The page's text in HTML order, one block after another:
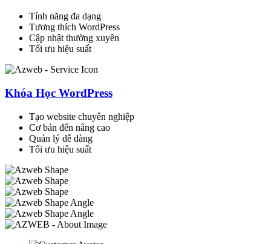
Tính năng đa dạng
Tương thích WordPress
Cập nhật thường xuyên
Tối ưu hiệu suất
Khóa Học WordPress
Tạo website chuyên nghiệp
Cơ bản đến nâng cao
Quản lý dễ dàng
Tối ưu hiệu suất